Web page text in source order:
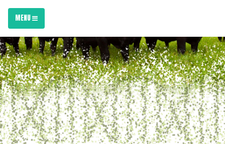
MENU
Previous